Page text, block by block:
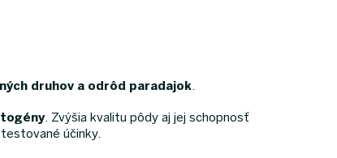
druhov a odrôd paradajok
. Zvýšia kvalitu pôdy aj jej schopnosť
účinky.